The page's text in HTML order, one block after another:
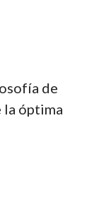
de
la óptima